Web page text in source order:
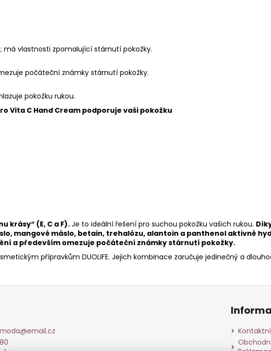
má vlastnosti zpomalující stárnutí pokožky.
počáteční známky stárnutí pokožky.
pokožku rukou.
Vita C Hand Cream podporuje vaši pokožku
krásy“ (E, C a F). Je to ideální řešení pro suchou pokožku vašich rukou.
mangové máslo, betain, trehalózu, alantoin a panthenol aktivně
a především omezuje počáteční známky stárnutí pokožky.
přípravkům DUOLIFE. Jejich kombinace zaručuje jedinečný a
@email.cz